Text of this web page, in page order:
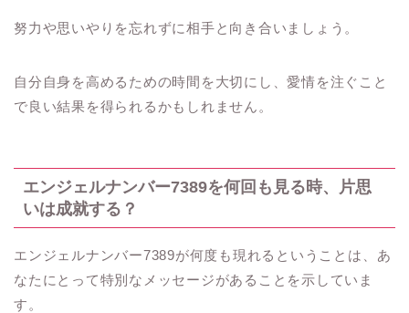
努力や思いやりを忘れずに相手と向き合いましょう。
自分自身を高めるための時間を大切にし、愛情を注ぐこと
で良い結果を得られるかもしれません。
エンジェルナンバー7389を何回も見る時、片思
いは成就する？
エンジェルナンバー7389が何度も現れるということは、あ
なたにとって特別なメッセージがあることを示していま
す。